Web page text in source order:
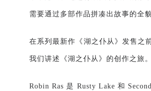
需要通过多部作品拼凑出故事的全
在系列最新作《湖之仆从》发售之前
我们讲述《湖之仆从》的创作之旅。
Robin Ras是 Rusty Lake 和